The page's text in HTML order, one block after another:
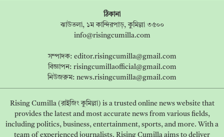
ঠিকানা
ঝাউতলা, ১ম কান্দিরপাড়, কুমিল্লা ৩৫০০
info@risingcumilla.com
সম্পাদক: editor.risingcumilla@gmail.com
বিজ্ঞাপন: risingcumillaofficial@gmail.com
নিউজরুম: news.risingcumilla@gmail.com
Rising Cumilla (রাইজিং কুমিল্লা) is a trusted online news website that
provides the latest and most accurate news from various fields,
including politics, business, entertainment, sports, and more. With a
team of experienced journalists, Rising Cumilla aims to deliver